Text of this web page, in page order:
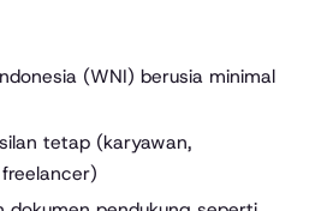
(WNI) berusia minimal
tetap (karyawan,